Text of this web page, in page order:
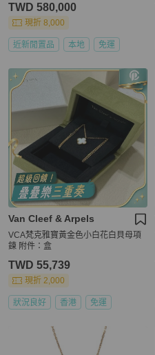
TWD 580,000
現折 8,000
近新閒置品 本地 免運
Van Cleef & Arpels
VCA梵克雅寶黃金色小白花白貝母項
鍊 附件：盒
TWD 55,739
現折 2,000
狀況良好 香港 免運